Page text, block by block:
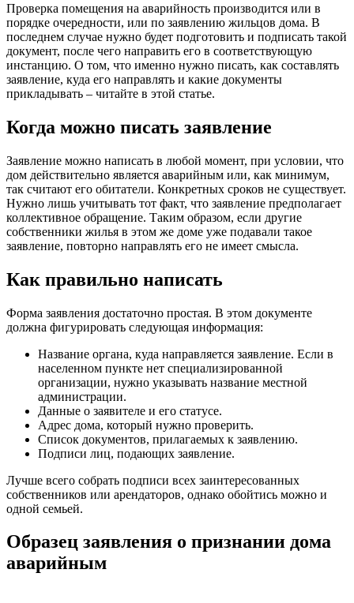
Проверка помещения на аварийность производится или в
порядке очередности, или по заявлению жильцов дома. В
последнем случае нужно будет подготовить и подписать такой
документ, после чего направить его в соответствующую
инстанцию. О том, что именно нужно писать, как составлять
заявление, куда его направлять и какие документы
прикладывать – читайте в этой статье.
Когда можно писать заявление
Заявление можно написать в любой момент, при условии, что
дом действительно является аварийным или, как минимум,
так считают его обитатели. Конкретных сроков не существует.
Нужно лишь учитывать тот факт, что заявление предполагает
коллективное обращение. Таким образом, если другие
собственники жилья в этом же доме уже подавали такое
заявление, повторно направлять его не имеет смысла.
Как правильно написать
Форма заявления достаточно простая. В этом документе
должна фигурировать следующая информация:
Название органа, куда направляется заявление. Если в
населенном пункте нет специализированной
организации, нужно указывать название местной
администрации.
Данные о заявителе и его статусе.
Адрес дома, который нужно проверить.
Список документов, прилагаемых к заявлению.
Подписи лиц, подающих заявление.
Лучше всего собрать подписи всех заинтересованных
собственников или арендаторов, однако обойтись можно и
одной семьей.
Образец заявления о признании дома
аварийным